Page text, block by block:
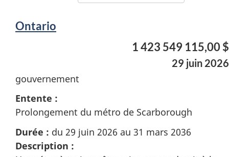
Ontario
1 423 549 115,00 $
29 juin 2026
gouvernement
Entente :
Prolongement du métro de Scarborough
Durée : du 29 juin 2026 au 31 mars 2036
Description :